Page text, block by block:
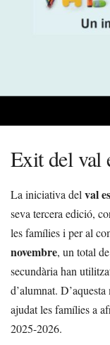
Exit del val
La iniciativa del val
seva tercera edició,
les famílies i per al
novembre, un total de
secundària han
d’alumnat. D’aquesta
ajudat les famílies a
2025-2026.